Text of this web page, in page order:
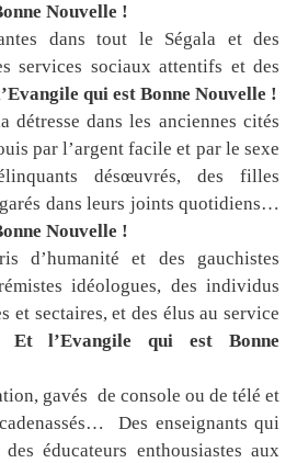
Nouvelle !
dans tout le Ségala et des
services sociaux attentifs et des
qui est Bonne Nouvelle !
détresse dans les anciennes cités
par l’argent facile et par le sexe
désœuvrés, des filles
dans leurs joints quotidiens…
Nouvelle !
d’humanité et des gauchistes
idéologues, des individus
et sectaires, et des élus au service
Et l’Evangile qui est Bonne
gavés de console ou de télé et
Des enseignants qui
éducateurs enthousiastes aux